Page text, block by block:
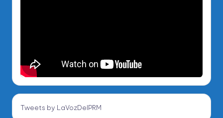
Tweets by LaVozDelPRM